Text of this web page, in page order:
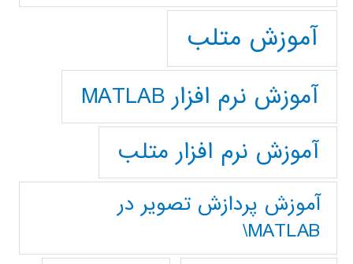
آموزش متلب
آموزش نرم افزار MATLAB
آموزش نرم افزار متلب
آموزش پردازش تصوير در
MATLAB\